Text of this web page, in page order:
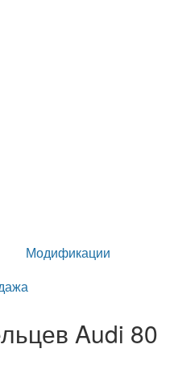
Модификации
Audi 80